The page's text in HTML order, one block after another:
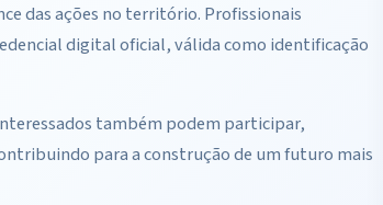
das ações no território. Profissionais
digital oficial, válida como identificação
também podem participar,
para a construção de um futuro mais